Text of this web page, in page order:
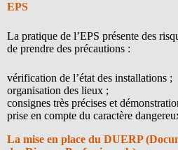
EPS
La pratique de l’EPS présente des
de prendre des précautions :
vérification de l’état des installations ;
organisation des lieux ;
consignes très précises et
prise en compte du caractère
La mise en place du DUERP